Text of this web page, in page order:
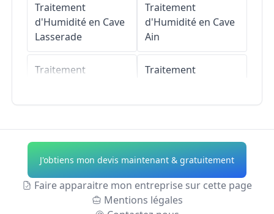
Traitement
d'Humidité en Cave
Lasserade
Traitement
Traitement
Couloumé-
Mondebat
Traitement
d'Humidité en Cave
Ain
Traitement
Traitement
Allier
Traitement
d'Humidité en Cave
J'obtiens mon devis maintenant & gratuitement
Faire apparaitre mon entreprise sur cette page
Mentions légales